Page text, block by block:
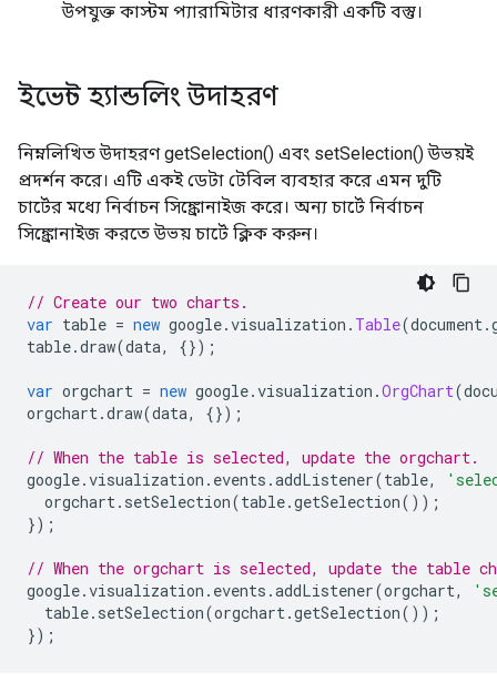
উপযুক্ত কাস্টম প্যারামিটার ধারণকারী একটি বস্তু।
ইভেন্ট হ্যান্ডলিং উদাহরণ
নিম্নলিখিত উদাহরণ getSelection() এবং setSelection() উভয়ই
প্রদর্শন করে। এটি একই ডেটা টেবিল ব্যবহার করে এমন দুটি
চার্টের মধ্যে নির্বাচন সিঙ্ক্রোনাইজ করে। অন্য চার্টে নির্বাচন
সিঙ্ক্রোনাইজ করতে উভয় চার্টে ক্লিক করুন।
// Create our two charts.
var table = new google.visualization . Table(document.
table.draw(data, {});
var orgchart = new google.visualization .OrgChart(
orgchart.draw(data, {});
// When the table is selected, update the orgchart.
google.visualization . events .addListener(table,
orgchart. setSelection(table.getSelection());
});
// When the orgchart is selected, update the table
google.visualization . events .addListener(orgchart,
table. setSelection(orgchart.getSelection());
});